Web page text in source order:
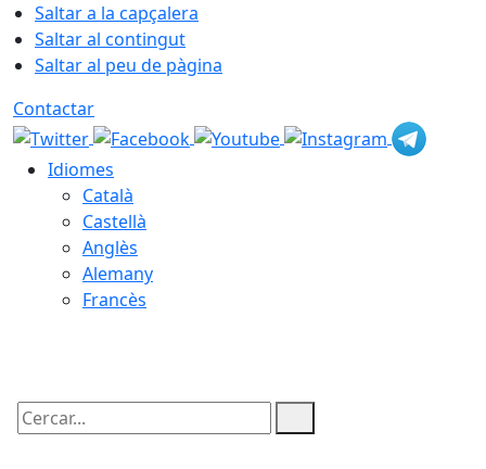
Saltar a la capçalera
Saltar al contingut
Saltar al peu de pàgina
Contactar
Idiomes
Català
Castellà
Anglès
Alemany
Francès
Cercar: